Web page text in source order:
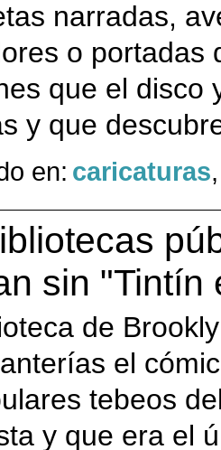
narradas,
o portadas
que el disco
y que
en: caricaturas
sin "Tintín
de
el
tebeos
y que era el